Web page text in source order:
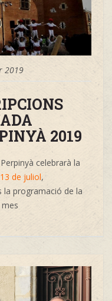
2019
2019
celebrarà la
de juliol,
la programació de la